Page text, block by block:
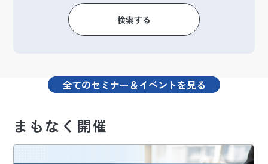
検索する
全てのセミナー＆イベントを見る
まもなく開催